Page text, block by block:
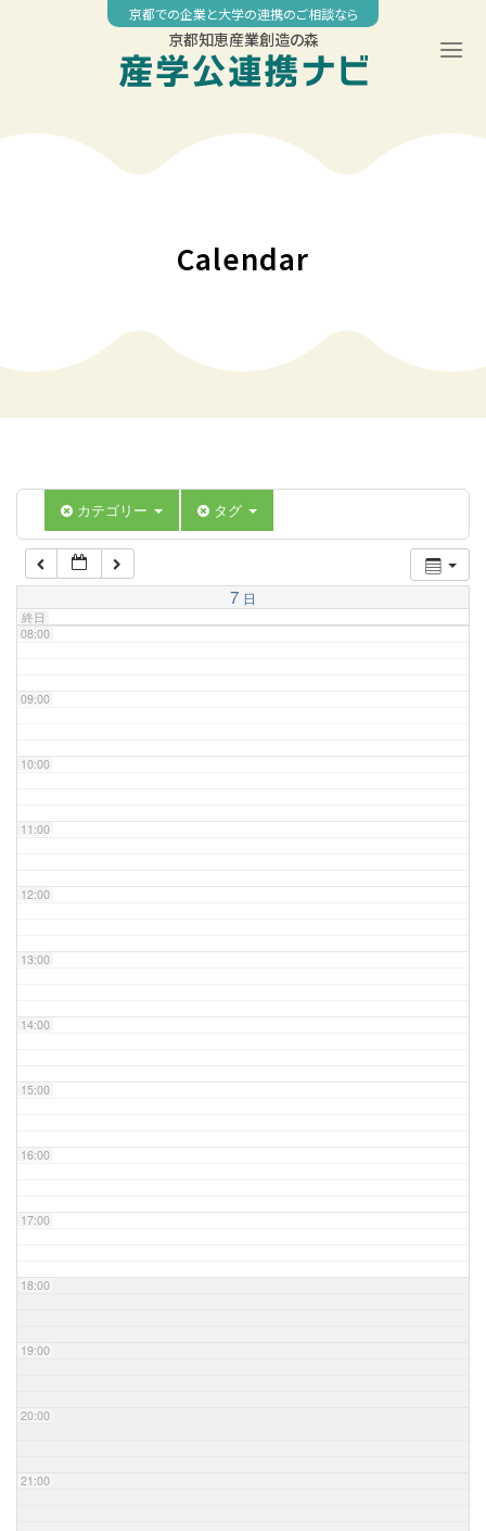
京都での企業と大学の連携のご相談なら
京都知恵産業創造の森
Calendar
カテゴリー タグ
7 日
終日
04:00
07:00
08:00
09:00
10:00
11:00
12:00
13:00
14:00
15:00
16:00
17:00
18:00
19:00
20:00
21:00